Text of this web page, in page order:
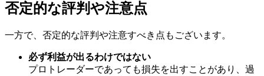
否定的な評判や注意点
一方で、否定的な評判や注意すべき点もございます。
必ず利益が出るわけではない
プロトレーダーであっても損失を出すことがあり、過